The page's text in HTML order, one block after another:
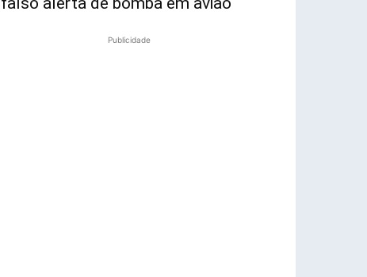
Publicidade